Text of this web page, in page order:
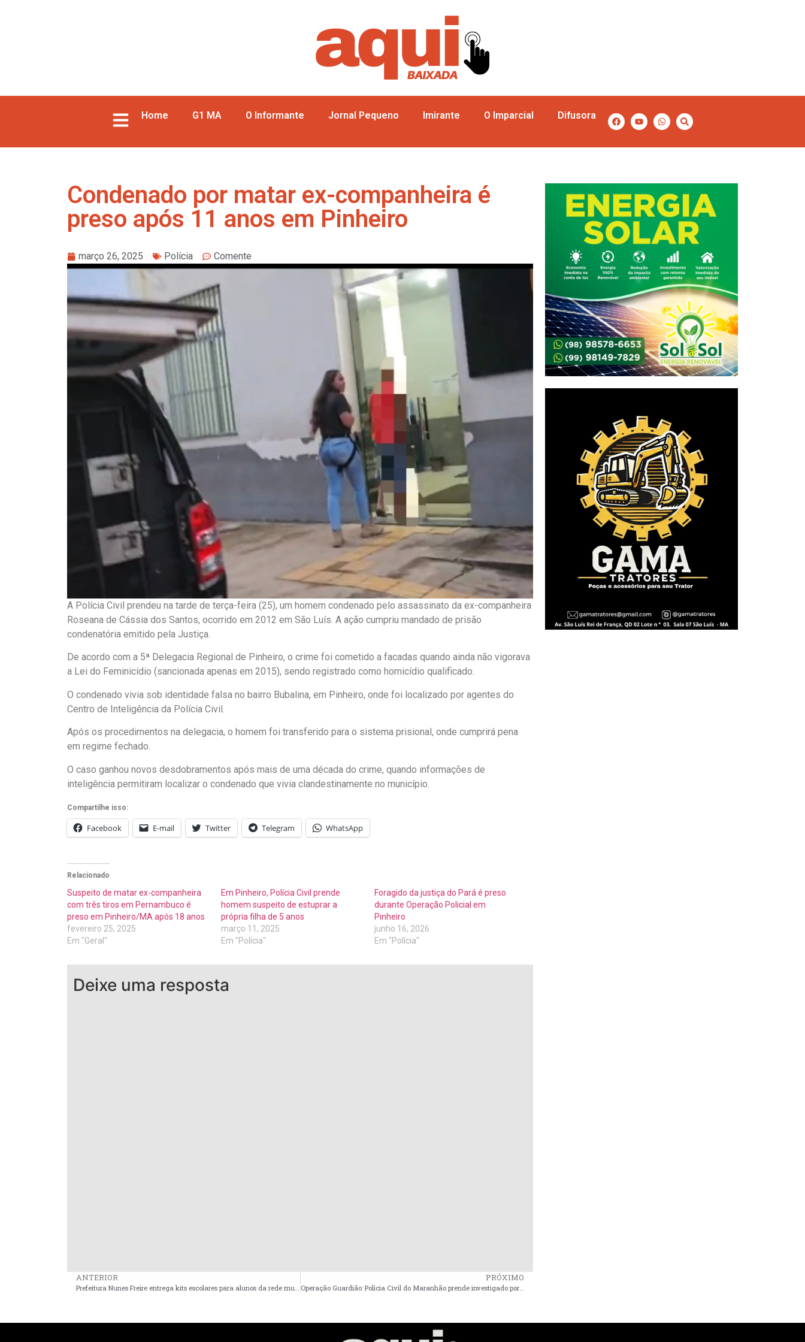
Home G1 MA O Informante Jornal Pequeno Imirante O Imparcial Difusora
Condenado por matar ex-companheira é
preso após 11 anos em Pinheiro
março 26, 2025 Polícia Comente
A Polícia Civil prendeu na tarde de terça-feira (25), um homem condenado pelo assassinato da ex-companheira
Roseana de Cássia dos Santos, ocorrido em 2012 em São Luís. A ação cumpriu mandado de prisão
condenatória emitido pela Justiça.
De acordo com a 5ª Delegacia Regional de Pinheiro, o crime foi cometido a facadas quando ainda não vigorava
a Lei do Feminicídio (sancionada apenas em 2015), sendo registrado como homicídio qualificado.
O condenado vivia sob identidade falsa no bairro Bubalina, em Pinheiro, onde foi localizado por agentes do
Centro de Inteligência da Polícia Civil.
Após os procedimentos na delegacia, o homem foi transferido para o sistema prisional, onde cumprirá pena
em regime fechado.
O caso ganhou novos desdobramentos após mais de uma década do crime, quando informações de
inteligência permitiram localizar o condenado que vivia clandestinamente no município.
Compartilhe isso:
Facebook E-mail Twitter Telegram WhatsApp
Relacionado
Suspeito de matar ex-companheira
com três tiros em Pernambuco é
preso em Pinheiro/MA após 18 anos
fevereiro 25, 2025
Em "Geral"
Em Pinheiro, Polícia Civil prende
homem suspeito de estuprar a
própria filha de 5 anos
março 11, 2025
Em "Polícia"
Foragido da justiça do Pará é preso
durante Operação Policial em
Pinheiro
junho 16, 2026
Em "Polícia"
Deixe uma resposta
ANTERIOR PRÓXIMO
Operação Guardião: Polícia Civil do Maranhão prende investigado por homicídio em Vitória do Mearim